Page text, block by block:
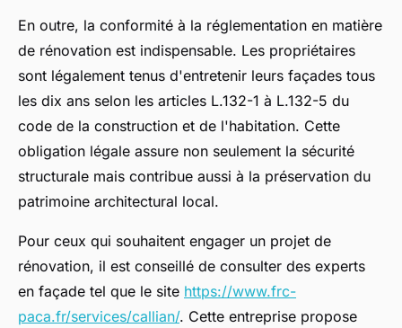
En outre, la conformité à la réglementation en matière
de rénovation est indispensable. Les propriétaires
sont légalement tenus d'entretenir leurs façades tous
les dix ans selon les articles L.132-1 à L.132-5 du
code de la construction et de l'habitation. Cette
obligation légale assure non seulement la sécurité
structurale mais contribue aussi à la préservation du
patrimoine architectural local.
Pour ceux qui souhaitent engager un projet de
rénovation, il est conseillé de consulter des experts
en façade tel que le site https://www.frc-
paca.fr/services/callian/. Cette entreprise propose